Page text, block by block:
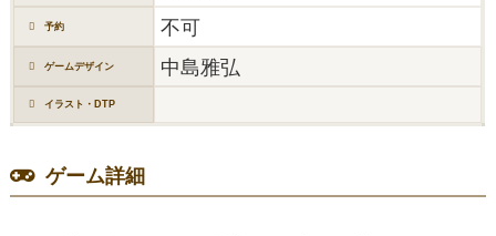
予約 不可
ゲームデザイン 中島雅弘
イラスト・DTP
ゲーム詳細